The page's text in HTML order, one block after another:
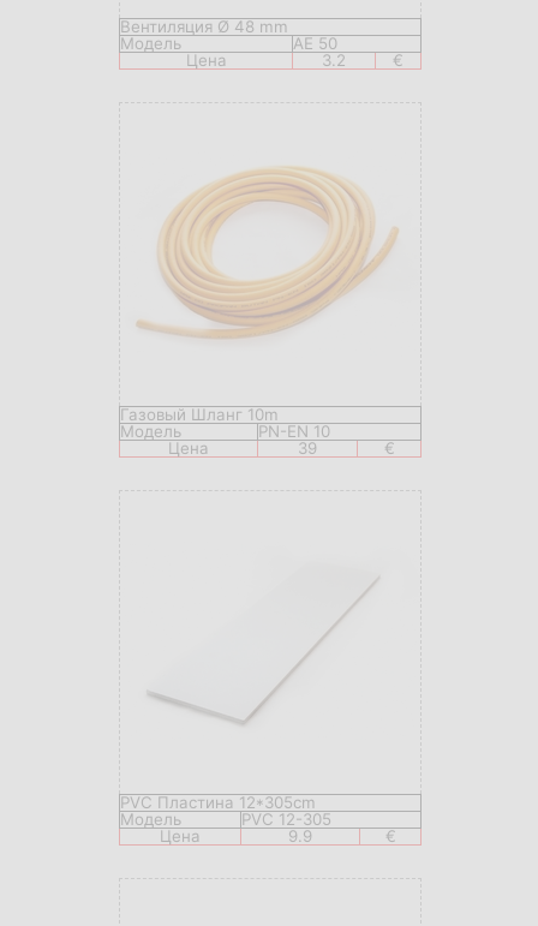
Вентиляция Ø 48 mm
Модель
AE 50
Цена
3.2 €
Газовый Шланг 10m
Модель
PN-EN 10
Цена
39 €
PVC Пластина 12*305cm
Модель
PVC 12-305
Цена
9.9 €